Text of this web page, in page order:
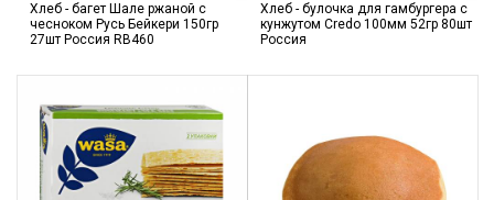
Хлеб - багет Шале ржаной с
чесноком Русь Бейкери 150гр
27шт Россия RB460
Хлеб - булочка для гамбургера с
кунжутом Credo 100мм 52гр 80шт
Россия